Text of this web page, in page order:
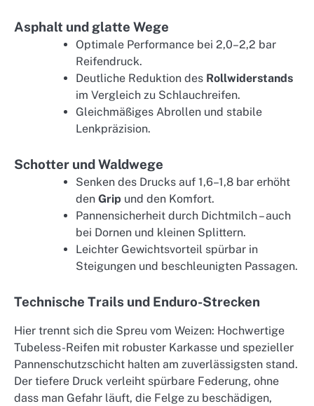
Asphalt und glatte Wege
Optimale Performance bei 2,0–2,2 bar
Reifendruck.
Deutliche Reduktion des Rollwiderstands
im Vergleich zu Schlauchreifen.
Gleichmäßiges Abrollen und stabile
Lenkpräzision.
Schotter und Waldwege
Senken des Drucks auf 1,6–1,8 bar erhöht
den Grip und den Komfort.
Pannensicherheit durch Dichtmilch – auch
bei Dornen und kleinen Splittern.
Leichter Gewichtsvorteil spürbar in
Steigungen und beschleunigten Passagen.
Technische Trails und Enduro-Strecken
Hier trennt sich die Spreu vom Weizen: Hochwertige
Tubeless-Reifen mit robuster Karkasse und spezieller
Pannenschutzschicht halten am zuverlässigsten stand.
Der tiefere Druck verleiht spürbare Federung, ohne
dass man Gefahr läuft, die Felge zu beschädigen,